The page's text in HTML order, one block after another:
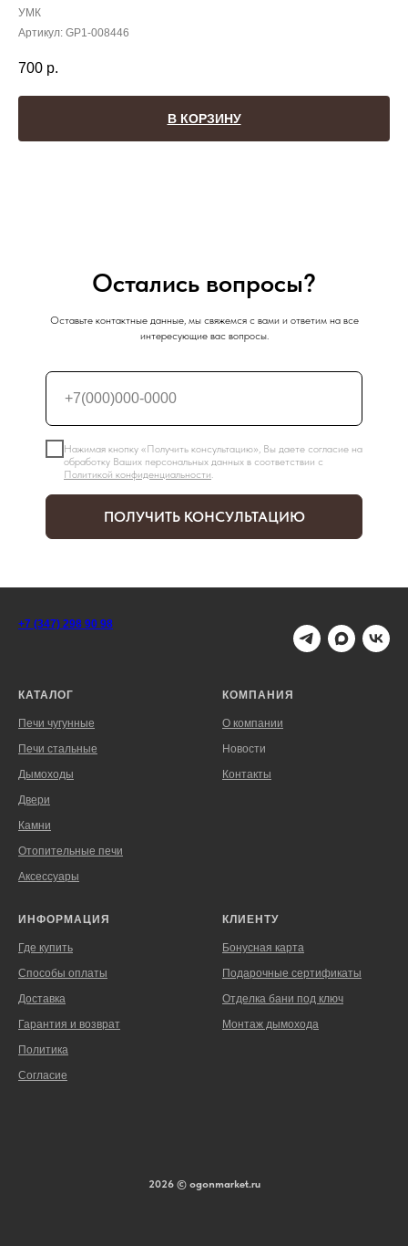
УМК
Артикул: GP1-008446
700 р.
В КОРЗИНУ
Остались вопросы?
Оставьте контактные данные, мы свяжемся с вами и ответим на все
интересующие вас вопросы.
Нажимая кнопку «Получить консультацию», Вы даете согласие на
обработку Ваших персональных данных в соответствии с
Политикой конфиденциальности
ПОЛУЧИТЬ КОНСУЛЬТАЦИЮ
+7 (347) 298 90 98
КАТАЛОГ
Печи чугунные
Печи стальные
Дымоходы
Двери
Камни
Отопительные печи
Аксессуары
КОМПАНИЯ
О компании
Новости
Контакты
ИНФОРМАЦИЯ
Где купить
Способы оплаты
Доставка
Гарантия и возврат
Политика
Согласие
КЛИЕНТУ
Бонусная карта
Подарочные сертификаты
Отделка бани под ключ
Монтаж дымохода
2026 © ogonmarket.ru